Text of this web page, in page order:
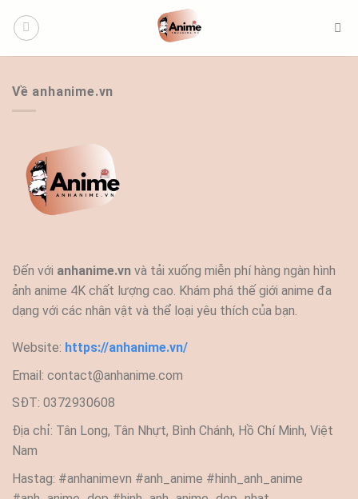
qua
Về anhanime.vn
Đến với anhanime.vn và tải xuống miễn phí hàng ngàn hình
ảnh anime 4K chất lượng cao. Khám phá thế giới anime đa
dạng với các nhân vật và thể loại yêu thích của bạn.
Website: https://anhanime.vn/
Email: contact@anhanime.com
SĐT: 0372930608
Địa chỉ: Tân Long, Tân Nhựt, Bình Chánh, Hồ Chí Minh, Việt
Nam
Hastag: #anhanimevn #anh_anime #hinh_anh_anime